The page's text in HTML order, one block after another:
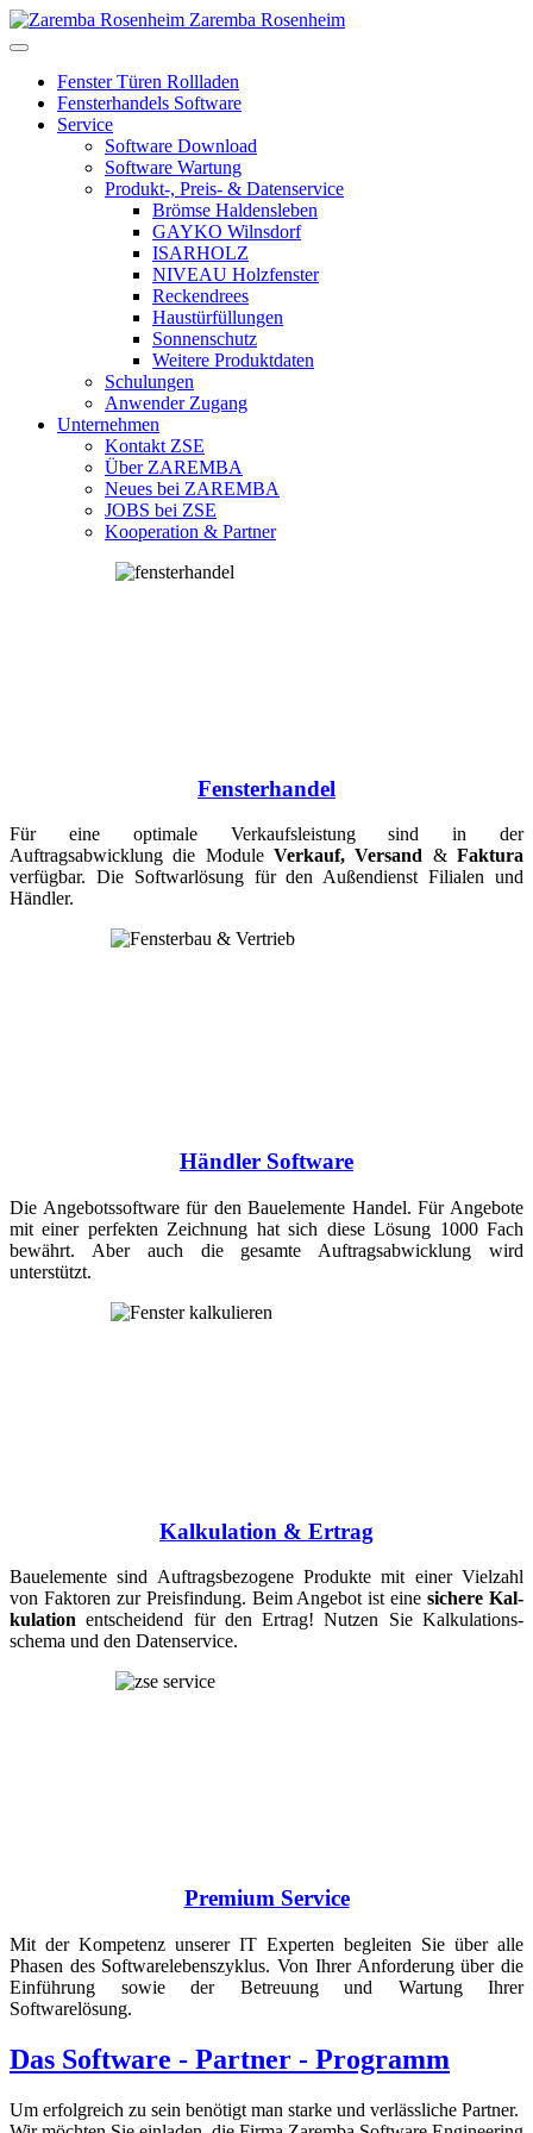
Zaremba Rosenheim
Fenster Türen Rollladen
Fensterhandels Software
Service
Software Download
Software Wartung
Produkt-, Preis- & Datenservice
Brömse Haldensleben
GAYKO Wilnsdorf
ISARHOLZ
NIVEAU Holzfenster
Reckendrees
Haustürfüllungen
Sonnenschutz
Weitere Produktdaten
Schulungen
Anwender Zugang
Unternehmen
Kontakt ZSE
Über ZAREMBA
Neues bei ZAREMBA
JOBS bei ZSE
Kooperation & Partner
Fensterhandel
Für eine optimale Verkaufsleistung sind in der
Auftragsabwicklungdie ModuleVerkauf, Versand &Faktura
verfügbar. Die Softwarlösung für den Außendienst Filialen und
Händler.
Händler Software
Die Angebots­soft­ware für den Bauele­mente Handel. Für Angebote
mit einer perfekten Zeich­nung hat sich diese Lösung 1000 Fach
bewährt. Aber auch die ge­sam­te Auf­trags­ab­wick­lung wird
unterstützt.
Kalkulation & Ertrag
Bauelemente sind Auf­trags­bezogene Pro­dukte mit einer Vielzahl
von Faktoren zur Preisfindung. Beim Angebot ist einesichere Kal­
ku­lation ent­schei­dend für den Ertrag! Nutzen Sie Kalku­la­tions­
schema und den Datenservice.
Premium Service
Mit der Kompetenz unse­rer IT Experten beglei­ten Sie über alle
Phasen des Software­lebens­zyklus. Von Ihrer An­for­de­rung über die
Ein­füh­rung sowie der Betreu­ung und War­tung Ihrer
Softwarelösung.
Das Software - Partner - Programm
Um erfolgreich zu sein benötigt man starke und verlässliche Partner.